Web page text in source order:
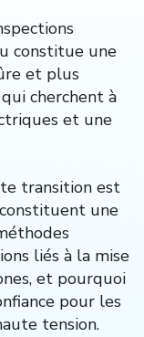
constitue une
et plus
cherchent à
et une
transition est
une
liés à la mise
et pourquoi
pour les
tension.